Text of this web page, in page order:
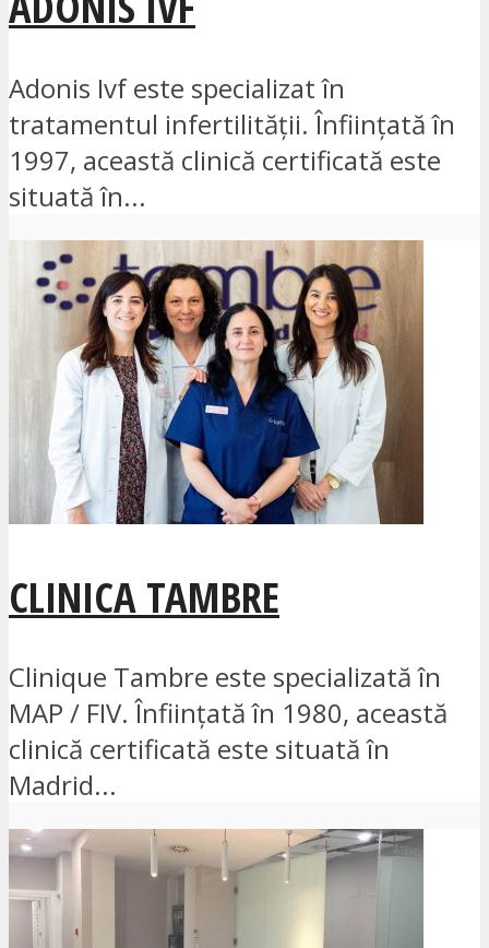
Adonis Ivf este specializat în
tratamentul infertilității. Înființată în
1997, această clinică certificată este
situată în...
CLINICA TAMBRE
Clinique Tambre este specializată în
MAP / FIV. Înființată în 1980, această
clinică certificată este situată în
Madrid...